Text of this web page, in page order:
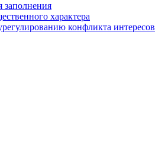
заполнения
характера
конфликта интересов